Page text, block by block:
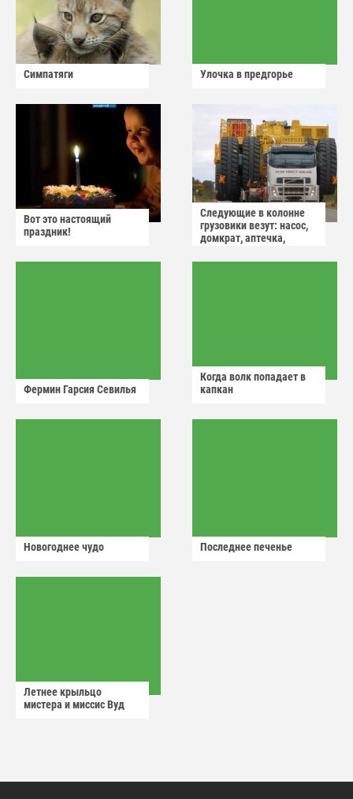
Симпатяги Улочка в предгорье
Вот это настоящий
праздник!
Следующие в колонне
грузовики везут: насос,
домкрат, аптечка,
Фермин Гарсия Севилья
Когда волк попадает в
капкан
Новогоднее чудо Последнее печенье
Летнее крыльцо
мистера и миссис Вуд